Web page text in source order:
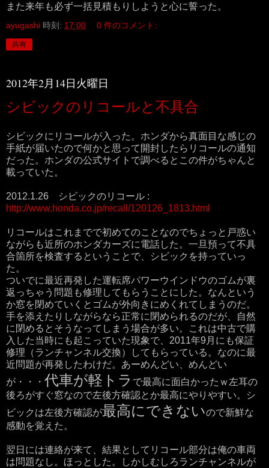
また来年も必ず一括見積もりしようと心に誓った。
ayugashi 時刻: 17:00 0 件のコメント:
共有
2012年2月14日火曜日
シビックのリコールと不具合
シビックにリコールが入った。ホンダから真面目な感じの
手紙が届いたので何かと思って開封したらリコールの通知
だった。ホンダの公式サイトで調べるとこの件がちゃんと
載っていた。
2012.1.26 シビックのリコール :
http://www.honda.co.jp/recall/120126_1813.html
リコールはこれまでで初めてのことなのでちょっと戸惑い
ながらも近所のホンダカーズに電話した。一旦預って不具
合箇所を検査するということで、シビックを持っていっ
た。
ついでに最近再発した運転席パワーウインドウのゴムが裏
返っちゃう問題も修理してもらうことにした。なんという
か窓を閉めていくとゴムが外向きにめくれてしまうのだ。
手を添えたりしながらなら正常に閉められるのだが、自然
に閉めるとそうなってしまう場合が多い。これは中古で購
入した当時にも起こっていた現象で、2011年9月にも保証
修理（ランチャンネル交換）してもらっている。なのに最
近問題が再発したわけだ。あーめんどい、めんどい
が・・・ 代車が軽トラ で最高に面白かったｗ左耳の
後ろがすぐ窓なので左後方確認とか最高にやりやすい。シ
ビックは左後方確認が最高にできないので新鮮な
感動を覚えた。
翌日には連絡が来て、結果としてリコール部分は俺の車両
は問題なし。ほっとした。しかしむしろランチャンネルが